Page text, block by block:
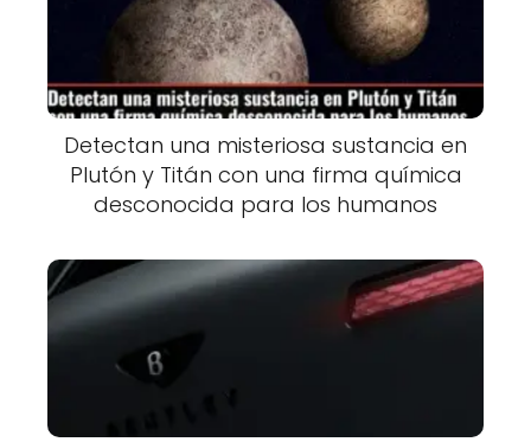
Detectan una misteriosa sustancia en
Plutón y Titán con una firma química
desconocida para los humanos